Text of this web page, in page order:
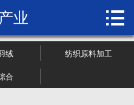
关于博纳
业 
绒 纺织原料加工
合